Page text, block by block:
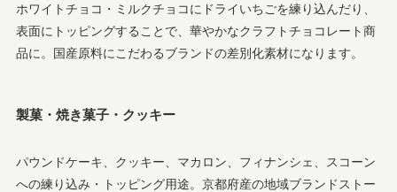
ホワイトチョコ・ミルクチョコにドライいちごを練り込んだり、
表面にトッピングすることで、華やかなクラフトチョコレート商
品に。国産原料にこだわるブランドの差別化素材になります。
製菓・焼き菓子・クッキー
パウンドケーキ、クッキー、マカロン、フィナンシェ、スコーン
への練り込み・トッピング用途。京都府産の地域ブランドストー